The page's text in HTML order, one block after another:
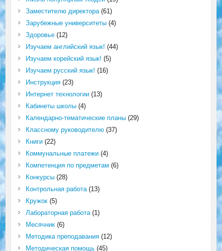
Заместителю директора(61)
Зарубежные университеты(4)
Здоровье(12)
Изучаем английский язык! (44)
Изучаем корейский язык! (5)
Изучаем русский язык! (16)
Инструкция(23)
Интернет технологии(13)
Кабинеты школы(4)
Календарно-тематические планы(29)
Классному руководителю(37)
Книги(22)
Коммунальные платежи(4)
Компетенция по предметам (6)
Конкурсы(28)
Контрольная работа(13)
Кружок(5)
Лабораторная работа(1)
Месячник(6)
Методика преподавания(12)
Методическая помощь(45)